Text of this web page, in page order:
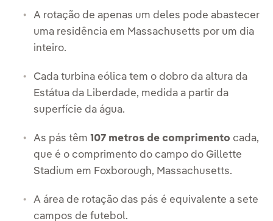
A rotação de apenas um deles pode abastecer
uma residência em Massachusetts por um dia
inteiro.
Cada turbina eólica tem o dobro da altura da
Estátua da Liberdade, medida a partir da
superfície da água.
As pás têm 107 metros de comprimento cada,
que é o comprimento do campo do Gillette
Stadium em Foxborough, Massachusetts.
A área de rotação das pás é equivalente a sete
campos de futebol.